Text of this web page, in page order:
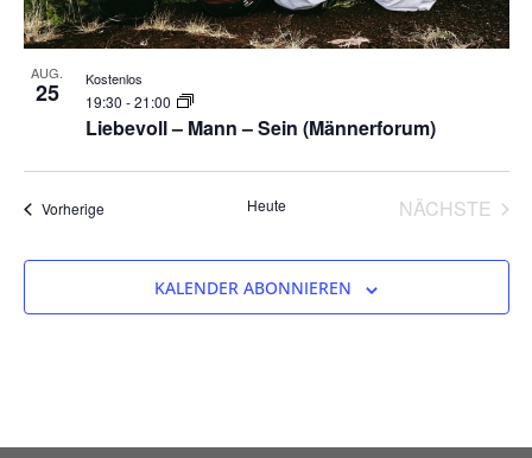
AUG.
25
Liebevoll – Mann – Sein (Männerforum)
19:30 -21:00
Kostenlos
VorherigeVeranstaltungen Heute NÄCHSTE
KALENDER ABONNIEREN